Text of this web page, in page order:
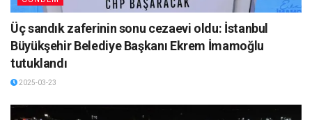
Üç sandık zaferinin sonu cezaevi oldu: İstanbul
Büyükşehir Belediye Başkanı Ekrem İmamoğlu
tutuklandı
2025-03-23